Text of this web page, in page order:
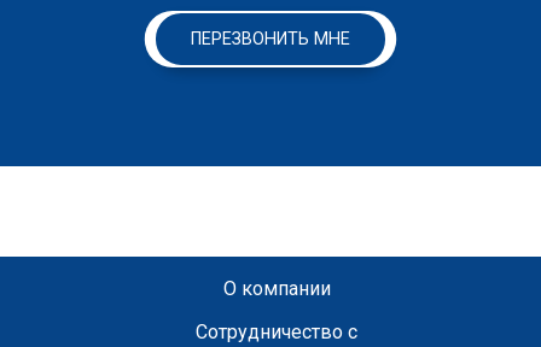
ПЕРЕЗВОНИТЬ МНЕ
О компании
Сотрудничество с